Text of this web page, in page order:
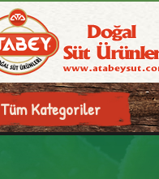
Tüm Kategoriler